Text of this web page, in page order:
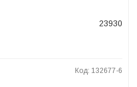
23930
Код: 132677-6